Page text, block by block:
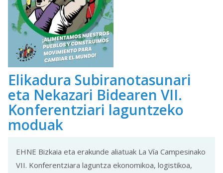
Elikadura Subiranotasunari
eta Nekazari Bidearen VII.
Konferentziari laguntzeko
moduak
EHNE Bizkaia eta erakunde aliatuak La Vía Campesinako
VII. Konferentziara laguntza ekonomikoa, logistikoa,